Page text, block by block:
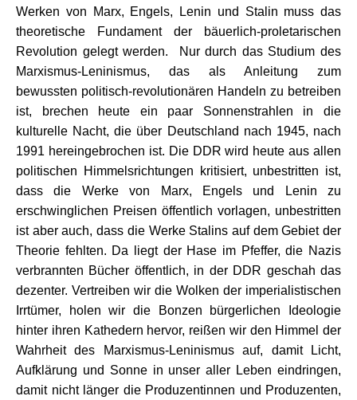
Werken von Marx, Engels, Lenin und Stalin muss das
theoretische Fundament der bäuerlich-proletarischen
Revolution gelegt werden. Nur durch das Studium des
Marxismus-Leninismus, das als Anleitung zum
bewussten politisch-revolutionären Handeln zu betreiben
ist, brechen heute ein paar Sonnenstrahlen in die
kulturelle Nacht, die über Deutschland nach 1945, nach
1991 hereingebrochen ist. Die DDR wird heute aus allen
politischen Himmelsrichtungen kritisiert, unbestritten ist,
dass die Werke von Marx, Engels und Lenin zu
erschwinglichen Preisen öffentlich vorlagen, unbestritten
ist aber auch, dass die Werke Stalins auf dem Gebiet der
Theorie fehlten. Da liegt der Hase im Pfeffer, die Nazis
verbrannten Bücher öffentlich, in der DDR geschah das
dezenter. Vertreiben wir die Wolken der imperialistischen
Irrtümer, holen wir die Bonzen bürgerlichen Ideologie
hinter ihren Kathedern hervor, reißen wir den Himmel der
Wahrheit des Marxismus-Leninismus auf, damit Licht,
Aufklärung und Sonne in unser aller Leben eindringen,
damit nicht länger die Produzentinnen und Produzenten,